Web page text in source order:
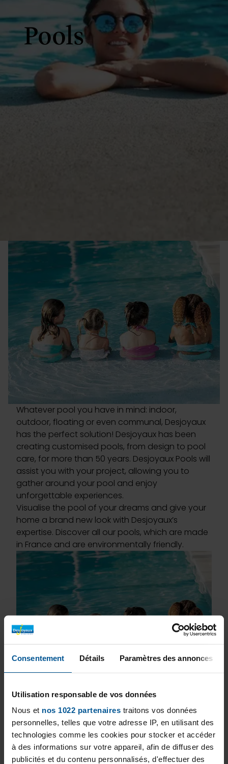
Consentement Détails Paramètres des annonces
Utilisation responsable de vos données
Nous et nos 1022 partenaires traitons vos données
personnelles, telles que votre adresse IP, en utilisant des
technologies comme les cookies pour stocker et accéder
à des informations sur votre appareil, afin de diffuser des
publicités et du contenu personnalisés, d'effectuer des
Pools
Whatever pool you have in mind: indoor,
outdoor, floating or even communal, Desjoyaux
has the perfect solution! Desjoyaux has been
creating customised pools, from design to pool
care, for more than 50 years. Desjoyaux Pools will
assist you with your project, allowing you to
gather around your pool and enjoy
unforgettable experiences.
Visualise the pool of your dreams and give your
home a brand new look with Desjoyaux’s
expertise. Discover all our pools, which are made
in France and are environmentally friendly.
Our ranges
Discover the Desjoyaux ranges! With
pool&play and Exclusive, find the pool of
your dreams.